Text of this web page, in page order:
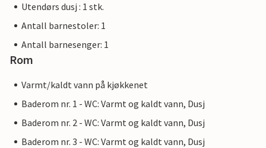
Utendørs dusj : 1 stk.
Antall barnestoler: 1
Antall barnesenger: 1
Rom
Varmt/kaldt vann på kjøkkenet
Baderom nr. 1 - WC: Varmt og kaldt vann, Dusj
Baderom nr. 2 - WC: Varmt og kaldt vann, Dusj
Baderom nr. 3 - WC: Varmt og kaldt vann, Dusj